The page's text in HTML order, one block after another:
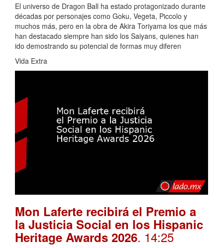
El universo de Dragon Ball ha estado protagonizado durante
décadas por personajes como Goku, Vegeta, Piccolo y
muchos más, pero en la obra de Akira Toriyama los que más
han destacado siempre han sido los Saiyans, quienes han
ido demostrando su potencial de formas muy diferen
Vida Extra
Mon Laferte recibirá el Premio a
la Justicia Social en los Hispanic
Heritage Awards 2026. 14:25